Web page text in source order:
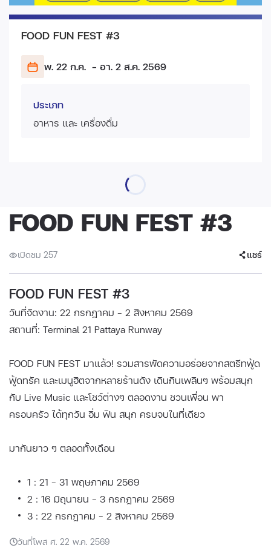
FOOD FUN FEST #3
พ. 22 ก.ค. - อา. 2 ส.ค. 2569
ประเภท
อาหาร และ เครื่องดื่ม
FOOD FUN FEST #3
เปิดชม 257 แชร์
FOOD FUN FEST #3
วันที่จัดงาน: 22 กรกฎาคม - 2 สิงหาคม 2569
สถานที่: Terminal 21 Pattaya Runway
FOOD FUN FEST มาแล้ว! รวมสารพัดความอร่อยจากสตรีทฟู้ด
ฟู้ดทรัค และเมนูฮิตจากหลายร้านดัง เดินกินเพลินๆ พร้อมสนุก
กับ Live Music และโชว์ต่างๆ ตลอดงาน ชวนเพื่อน พา
ครอบครัว ได้ทุกวัน อิ่ม ฟิน สนุก ครบจบในที่เดียว
มากันยาว ๆ ตลอดทั้งเดือน
1 : 21 - 31 พฤษภาคม 2569
2 : 16 มิถุนายน - 3 กรกฎาคม 2569
3 : 22 กรกฎาคม - 2 สิงหาคม 2569
วันที่โพส ศ. 22 พ.ค. 2569